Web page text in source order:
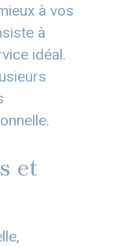
à vos
à
idéal.
et